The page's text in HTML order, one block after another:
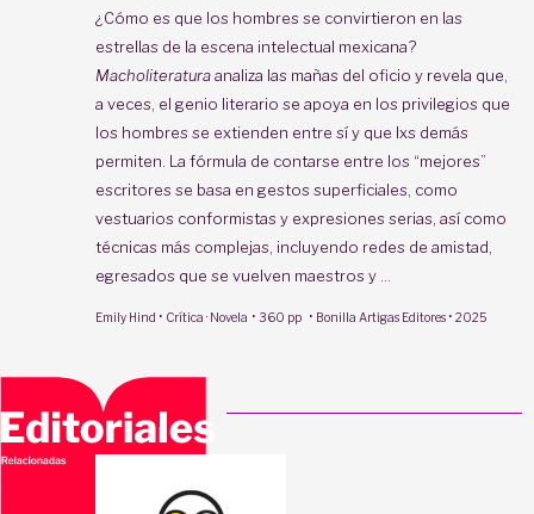
¿Cómo es que los hombres se convirtieron en las
estrellas de la escena intelectual mexicana?
Macholiteraturaanaliza las mañas del oficio y revela que,
a veces, el genio literario se apoya en los privilegios que
los hombres se extienden entre sí y que lxs demás
permiten. La fórmula de contarse entre los “mejores”
escritores se basa en gestos superficiales, como
vestuarios conformistas y expresiones serias, así como
técnicas más complejas, incluyendo redes de amistad,
egresados que se vuelven maestros y ...
Emily Hind · Crítica · Novela · 360 pp · Bonilla Artigas Editores · 2025